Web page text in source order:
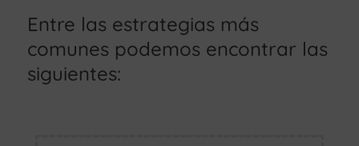
Entre las estrategias más
comunes podemos encontrar las
siguientes: